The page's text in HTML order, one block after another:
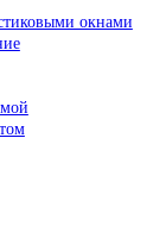
окнами